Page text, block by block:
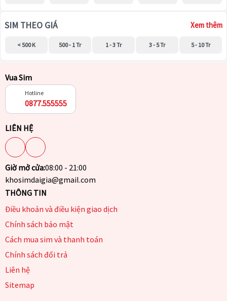
SIM THEO GIÁ Xem thêm
< 500 K 500 - 1 Tr 1 - 3 Tr 3 - 5 Tr 5 - 10 Tr
Vua Sim
Hotline
0877.555555
LIÊN HỆ
Giờ mở cửa:08:00 - 21:00
khosimdaigia@gmail.com
THÔNG TIN
Điều khoản và điều kiện giao dịch
Chính sách bảo mật
Cách mua sim và thanh toán
Chính sách đổi trả
Liên hệ
Sitemap